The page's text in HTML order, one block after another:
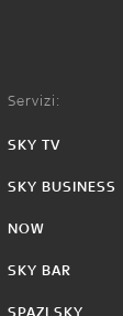
Servizi:
SKY TV
SKY BUSINESS
NOW
SKY BAR
SPAZI SKY